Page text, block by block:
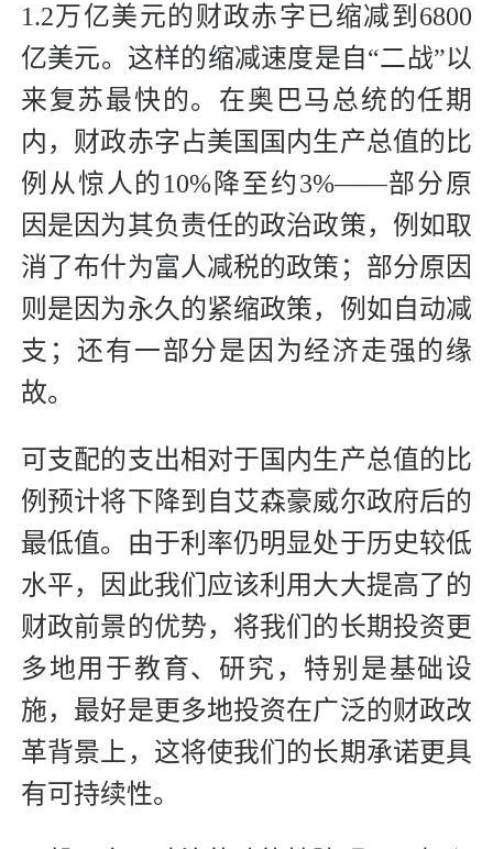
1.2万亿美元的财政赤字已缩减到6800
亿美元。这样的缩减速度是自“二战”以
来复苏最快的。在奥巴马总统的任期
内，财政赤字占美国国内生产总值的比
例从惊人的10%降至约3%——部分原
因是因为其负责任的政治政策，例如取
消了布什为富人减税的政策；部分原因
则是因为永久的紧缩政策，例如自动减
支；还有一部分是因为经济走强的缘
故。
可支配的支出相对于国内生产总值的比
例预计将下降到自艾森豪威尔政府后的
最低值。由于利率仍明显处于历史较低
水平，因此我们应该利用大大提高了的
财政前景的优势，将我们的长期投资更
多地用于教育、研究，特别是基础设
施，最好是更多地投资在广泛的财政改
革背景上，这将使我们的长期承诺更具
有可持续性。